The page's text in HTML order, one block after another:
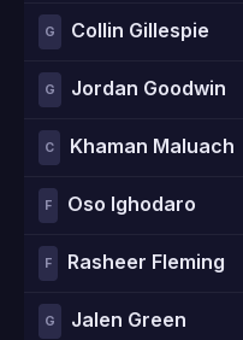
G Collin Gillespie
G Jordan Goodwin
C Khaman Maluach
F Oso Ighodaro
F Rasheer Fleming
G Jalen Green